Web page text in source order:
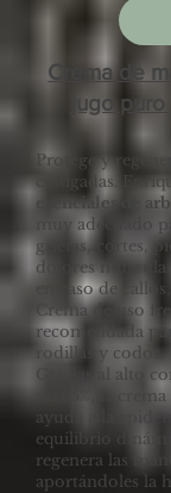
Crema de
jugo
Protege y
castigadas.
esenciales de
muy adecuado
grietas, cortes,
dolores
en caso de
Crema de uso
recomendada
rodillas y codos.
Gracias al alto
un 65%, la
ayuda a la
equilibrio
regenera las
aportándoles la